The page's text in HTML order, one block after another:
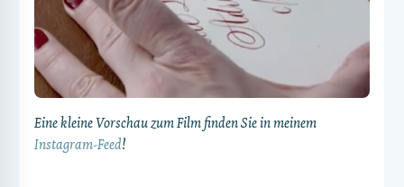
Eine kleine Vorschau zum Film finden Sie in meinem
Instagram-Feed!